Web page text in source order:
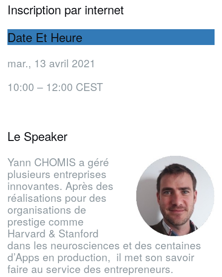
Inscription par internet
Date Et Heure
mar., 13 avril 2021
10:00 – 12:00 CEST
Le Speaker
Yann CHOMIS a géré
plusieurs entreprises
innovantes. Après des
réalisations pour des
organisations de
prestige comme
Harvard & Stanford
dans les neurosciences et des centaines
d’Apps en production, il met son savoir
faire au service des entrepreneurs.